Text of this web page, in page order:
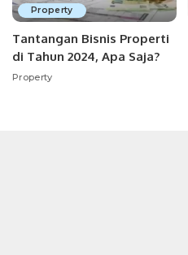
Property
Tantangan Bisnis Properti
di Tahun 2024, Apa Saja?
Property